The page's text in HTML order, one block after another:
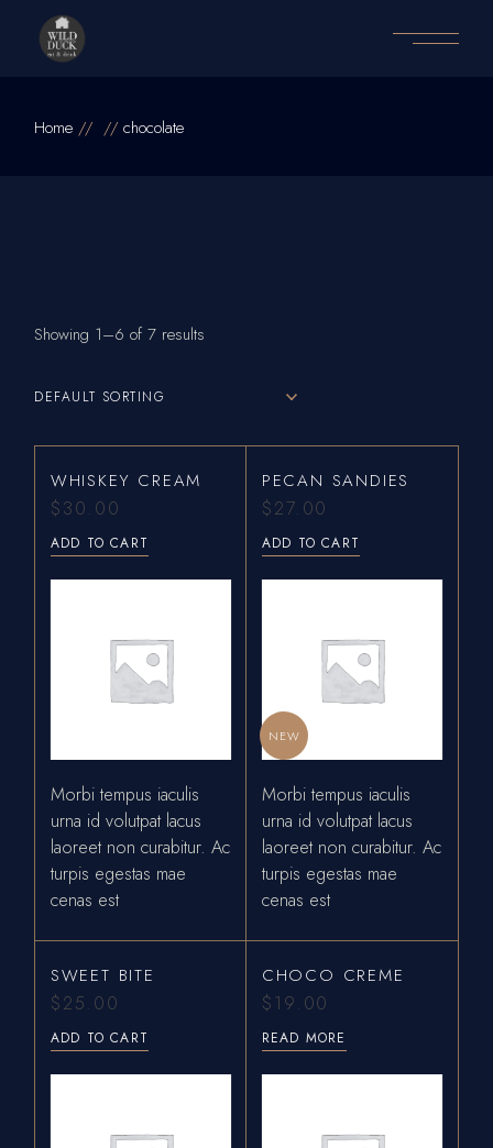
Home chocolate
Showing 1–6 of 7 results
DEFAULT SORTING
WHISKEY CREAM
$30.00
ADD TO CART
Morbi tempus iaculis
urna id volutpat lacus
laoreet non curabitur. Ac
turpis egestas mae
cenas est
PECAN SANDIES
$27.00
ADD TO CART
NEW
Morbi tempus iaculis
urna id volutpat lacus
laoreet non curabitur. Ac
turpis egestas mae
cenas est
SWEET BITE
$25.00
ADD TO CART
CHOCO CREME
$ 19.00
READ MORE